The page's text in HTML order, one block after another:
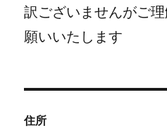
訳ございませんがご
願いいたします
住所